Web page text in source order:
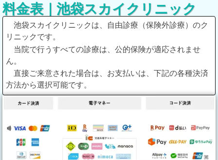
料金表｜池袋スカイクリニック
池袋スカイクリニックは、自由診療（保険外診療）のク
リニックです。
当院で行うすべての診療は、公的保険が適応されませ
ん。
直接ご来意された場合は、お支払いは、下記の各種決済
方法から選択可能です。